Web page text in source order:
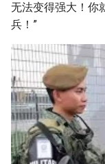
无法变得强大！你
兵！”